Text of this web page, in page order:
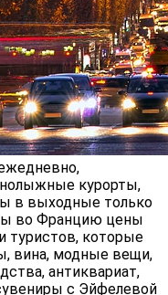
курорты,
в выходные только
во Францию цены
туристов, которые
вина, модные вещи,
антиквариат,
с Эйфелевой